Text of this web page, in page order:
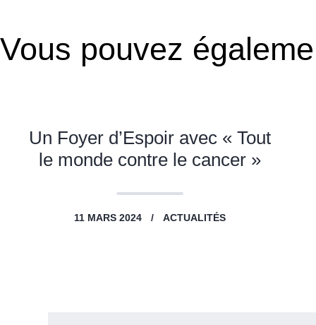
Vous pouvez
Un Foyer d’Espoir avec « Tout
le monde contre le cancer »
11 MARS 2024 ACTUALITÉS